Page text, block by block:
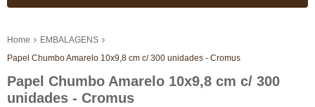
Home
EMBALAGENS
Papel Chumbo Amarelo 10x9,8 cm c/ 300 unidades - Cromus
Papel Chumbo Amarelo 10x9,8 cm c/ 300
unidades - Cromus